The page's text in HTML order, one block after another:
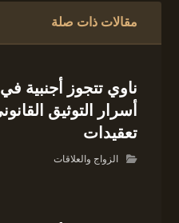
مقالات ذات صلة
ناوي تتجوز أجنبية
أسرار التوثيق
تعقيدات
الزواج والعلاقات